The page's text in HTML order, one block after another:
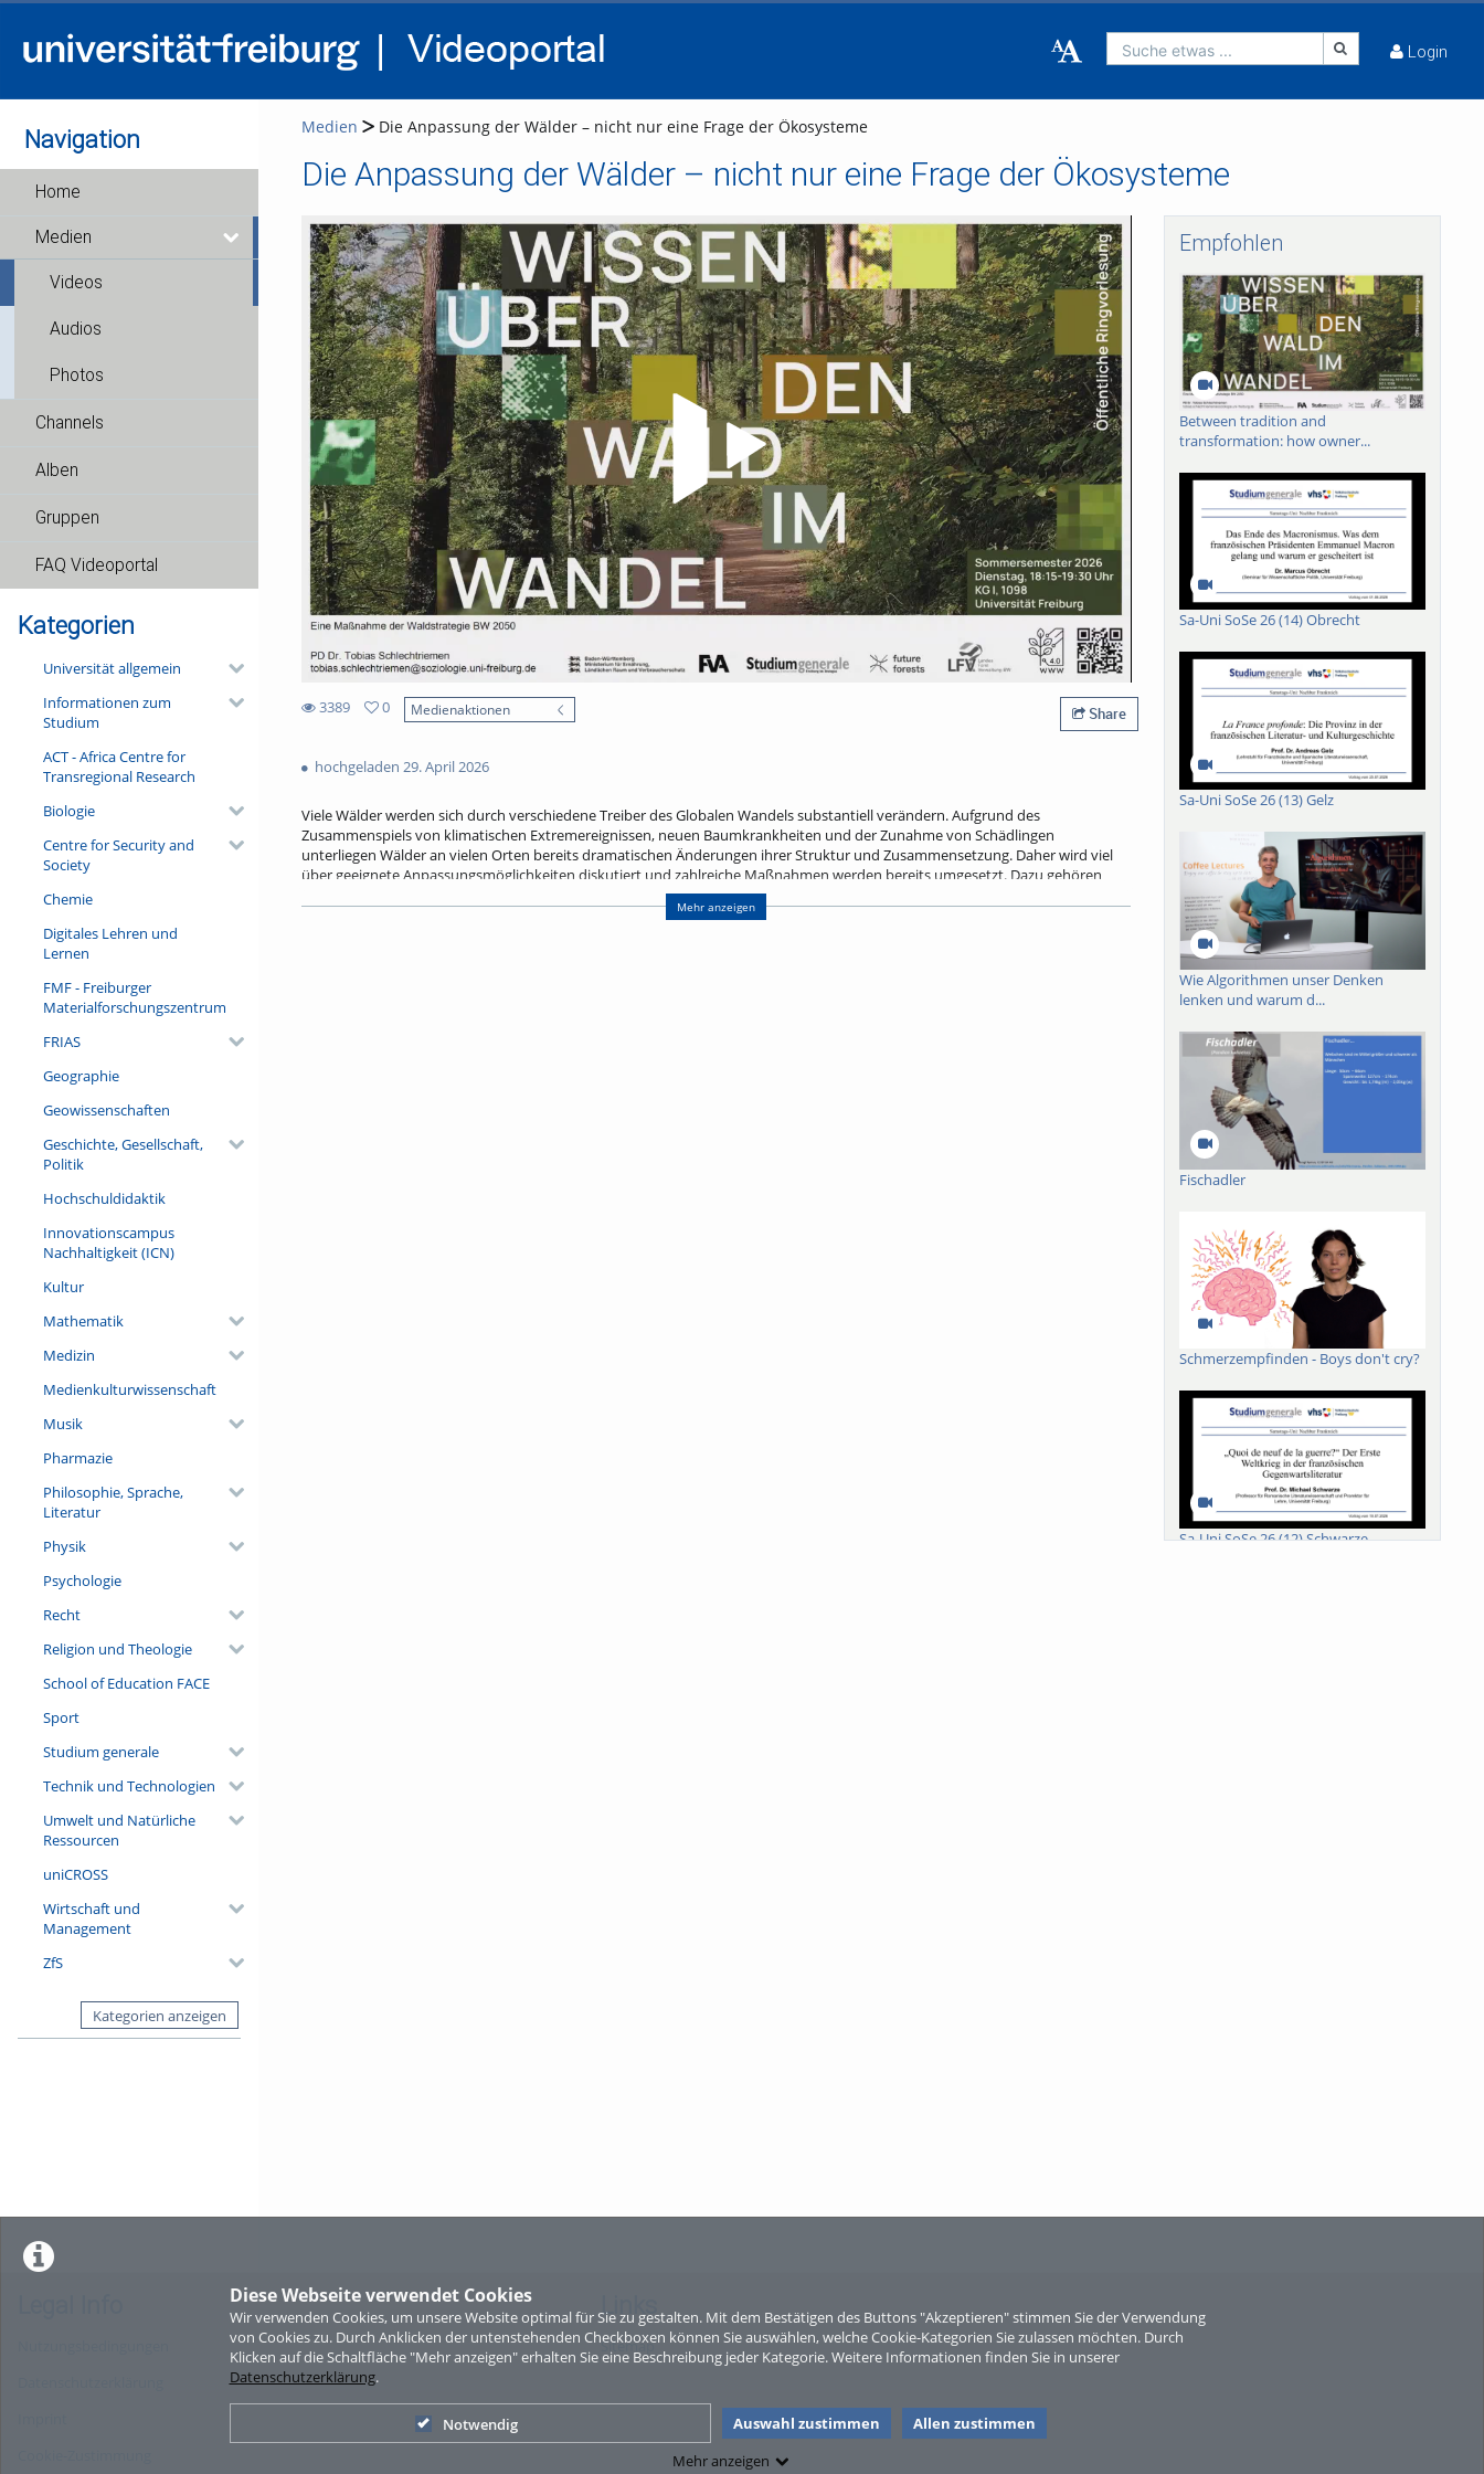
Diese Webseite verwendet Cookies
Wir verwenden Cookies, um unsere Website optimal für Sie zu gestalten. Mit dem Bestätigen des Buttons "Akzeptieren" stimmen Sie der Verwendung
von Cookies zu. Durch Anklicken der untenstehenden Checkboxen können Sie auswählen, welche Cookie-Kategorien Sie zulassen möchten. Durch
Klicken auf die Schaltfläche "Mehr anzeigen" erhalten Sie eine Beschreibung jeder Kategorie. Weitere Informationen finden Sie in unserer
Datenschutzerklärung.
Notwendig Auswahl zustimmen
Allen zustimmen
Mehr anzeigen
Suche etwas ... Login
Navigation
Home
Medien
Videos
Audios
Photos
Channels
Alben
Gruppen
FAQ Videoportal
Kategorien
Universität allgemein
Informationen zum
Studium
ACT - Africa Centre for
Transregional Research
Biologie
Centre for Security and
Society
Chemie
Digitales Lehren und
Lernen
FMF - Freiburger
Materialforschungszentrum
FRIAS
Geographie
Geowissenschaften
Geschichte, Gesellschaft,
Politik
Hochschuldidaktik
Innovationscampus
Nachhaltigkeit (ICN)
Kultur
Mathematik
Medizin
Medienkulturwissenschaft
Musik
Pharmazie
Philosophie, Sprache,
Literatur
Physik
Psychologie
Recht
Religion und Theologie
School of Education FACE
Sport
Studium generale
Technik und Technologien
Umwelt und Natürliche
Ressourcen
uniCROSS
Wirtschaft und
Management
ZfS
Kategorien anzeigen
Medien Die Anpassung der Wälder – nicht nur eine Frage der Ökosysteme
Die Anpassung der Wälder – nicht nur eine Frage der Ökosysteme
Video abspielen
3389
views
0
Medienaktionen Share
hochgeladen 29. April 2026
Viele Wälder werden sich durch verschiedene Treiber des Globalen Wandels substantiell verändern. Aufgrund des
Zusammenspiels von klimatischen Extremereignissen, neuen Baumkrankheiten und der Zunahme von Schädlingen
unterliegen Wälder an vielen Orten bereits dramatischen Änderungen ihrer Struktur und Zusammensetzung. Daher wird viel
über geeignete Anpassungsmöglichkeiten diskutiert und zahlreiche Maßnahmen werden bereits umgesetzt. Dazu gehören
eine Veränderung der Baumartenzusammensetzung, eine Erhöhung der Mischung, eine konsequente Bestandespflege oder
die Verbesserung des Wasserrückhalts in Wäldern. Um die notwendige Anpassung und Transformation der Wälder
Mehr anzeigen
Empfohlen
Between tradition and
transformation: how owner...
Sa-Uni SoSe 26 (14) Obrecht
Sa-Uni SoSe 26 (13) Gelz
Wie Algorithmen unser Denken
lenken und warum d...
Fischadler
Schmerzempfinden - Boys don't cry?
Sa-Uni SoSe 26 (12) Schwarze
Sperber
Links
Sitemap